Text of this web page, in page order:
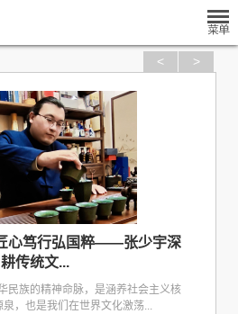
心笃行弘国粹——张少宇深
耕传统文...
民族的精神命脉，是涵养社会主义核
，也是我们在世界文化激荡...
< >